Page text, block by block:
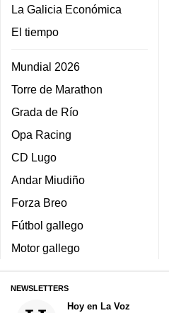
La Galicia Económica
El tiempo
Mundial 2026
Torre de Marathon
Grada de Río
Opa Racing
CD Lugo
Andar Miudiño
Forza Breo
Fútbol gallego
Motor gallego
NEWSLETTERS
Hoy en La Voz